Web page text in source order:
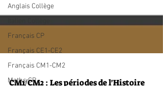
Anglais Collège
Français CP
Français CE1-CE2
Français CM1-CM2
Maths CP